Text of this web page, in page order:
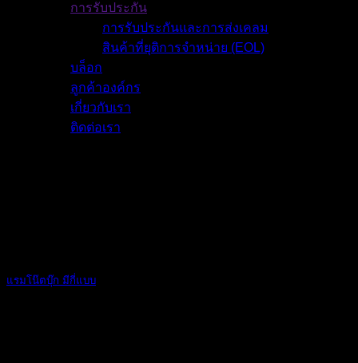
การรับประกัน
การรับประกันและการส่งเคลม
สินค้าที่ยุติการจำหน่าย (EOL)
บล็อก
ลูกค้าองค์กร
เกี่ยวกับเรา
ติดต่อเรา
แรมโน๊ตบุ๊ก มีกี่แบบ